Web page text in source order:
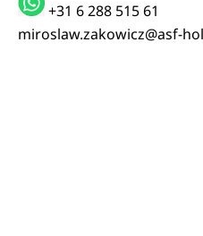
+31 6 288 515 61
miroslaw.zakowicz@asf-